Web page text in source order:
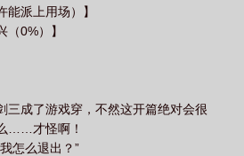
派上用场）】
（0%）】
三成了游戏穿，不然这开篇绝对会很
……才怪啊！
怎么退出？”